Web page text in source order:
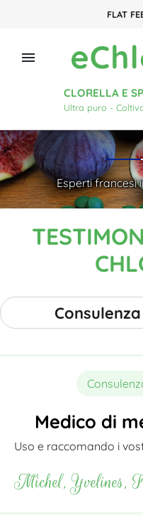
FLAT

CLORELLA E
Ultra puro -
Esperti francesi
Medico di
Uso e raccomando i
Michel, Yvelines,